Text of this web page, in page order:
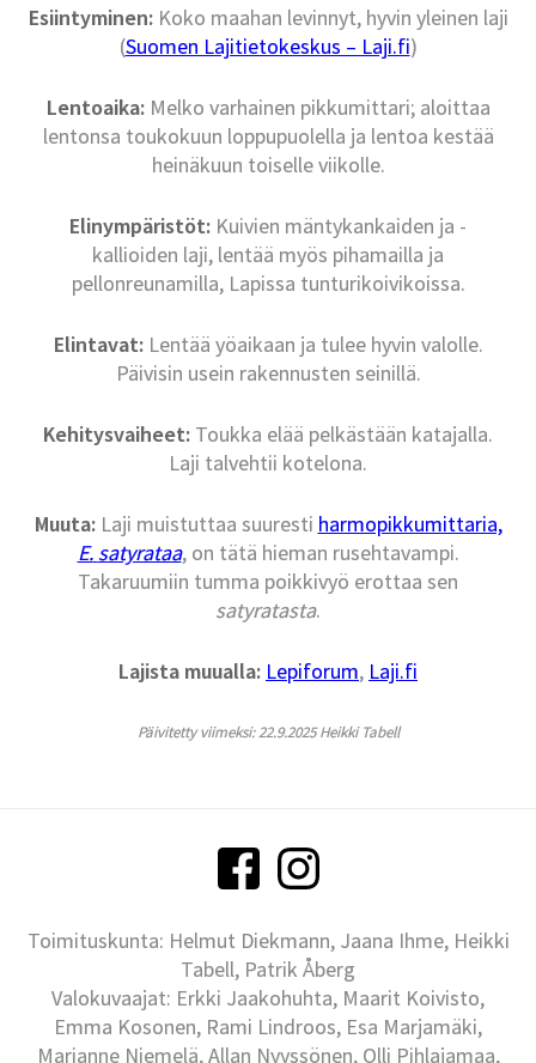
Esiintyminen:Koko maahan levinnyt, hyvin yleinen laji
(Suomen Lajitietokeskus – Laji.fi)
Lentoaika:Melko varhainen pikkumittari; aloittaa
lentonsa toukokuun loppupuolella ja lentoa kestää
heinäkuun toiselle viikolle.
Elinympäristöt: Kuivien mäntykankaiden ja -
kallioiden laji, lentää myös pihamailla ja
pellonreunamilla, Lapissa tunturikoivikoissa.
Elintavat:Lentää yöaikaan ja tulee hyvin valolle.
Päivisin usein rakennusten seinillä.
Kehitysvaiheet: Toukka elää pelkästään katajalla.
Laji talvehtii kotelona.
Muuta:Laji muistuttaa suuresti harmopikkumittaria,
E. satyrataa, on tätä hieman rusehtavampi.
Takaruumiin tumma poikkivyö erottaa sen
satyratasta.
Lajista muualla: Lepiforum, Laji.fi
Päivitetty viimeksi: 22.9.2025 Heikki Tabell
Toimituskunta: Helmut Diekmann, Jaana Ihme, Heikki
Tabell, Patrik Åberg
Valokuvaajat: Erkki Jaakohuhta, Maarit Koivisto,
Emma Kosonen, Rami Lindroos, Esa Marjamäki,
Marianne Niemelä, Allan Nyyssönen, Olli Pihlajamaa,